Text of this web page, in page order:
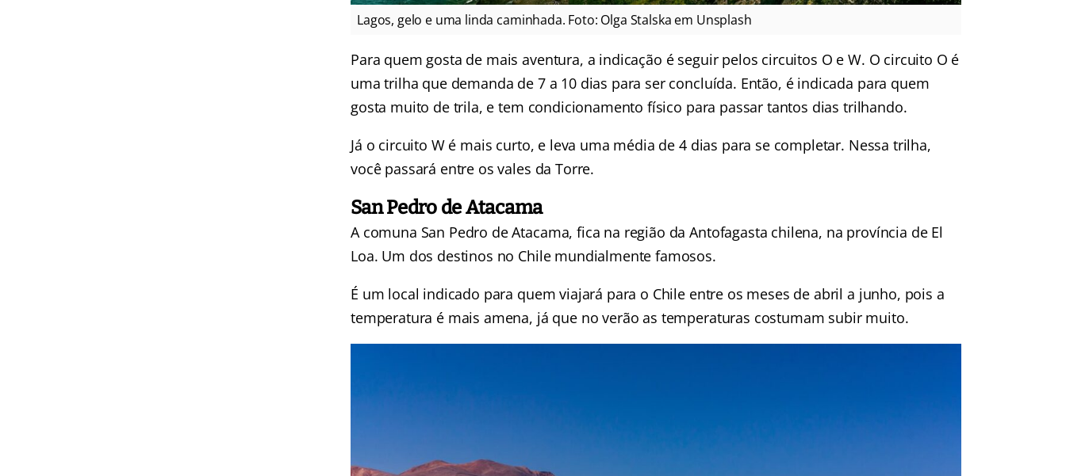
Lagos, gelo e uma linda caminhada. Foto: Olga Stalska em Unsplash
Para quem gosta de mais aventura, a indicação é seguir pelos circuitos O e W. O circuito O é
uma trilha que demanda de 7 a 10 dias para ser concluída. Então, é indicada para quem
gosta muito de trila, e tem condicionamento físico para passar tantos dias trilhando.
Já o circuito W é mais curto, e leva uma média de 4 dias para se completar. Nessa trilha,
você passará entre os vales da Torre.
San Pedro de Atacama
A comuna San Pedro de Atacama, fica na região da Antofagasta chilena, na província de El
Loa. Um dos destinos no Chile mundialmente famosos.
É um local indicado para quem viajará para o Chile entre os meses de abril a junho, pois a
temperatura é mais amena, já que no verão as temperaturas costumam subir muito.